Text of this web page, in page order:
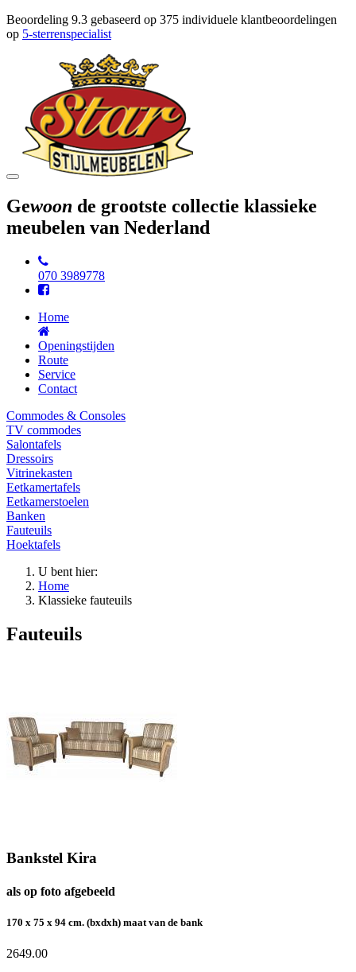
Beoordeling 9.3 gebaseerd op 375 individuele klantbeoordelingen
op 5-sterrenspecialist
Toggle
Gewoon de grootste collectie klassieke
meubelen van Nederland
070 3989778
Home
Openingstijden
Route
Service
Contact
Commodes & Consoles
TV commodes
Salontafels
Dressoirs
Vitrinekasten
Eetkamertafels
Eetkamerstoelen
Banken
Fauteuils
Hoektafels
U bent hier:
Home
Klassieke fauteuils
Fauteuils
Bankstel Kira
als op foto afgebeeld
170 x 75 x 94 cm. (bxdxh) maat van de bank
2649.00